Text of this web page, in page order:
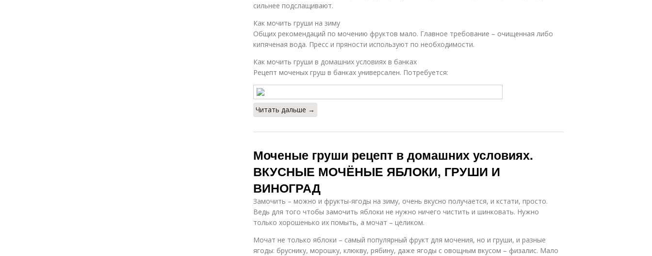
сильнее подслащивают.
Как мочить груши на зиму
Общих рекомендаций по мочению фруктов мало. Главное требование – очищенная либо
кипяченая вода. Пресс и пряности используют по необходимости.
Как мочить груши в домашних условиях в банках
Рецепт моченых груш в банках универсален. Потребуется:
Читать дальше →
Моченые груши рецепт в домашних условиях.
ВКУСНЫЕ МОЧЁНЫЕ ЯБЛОКИ, ГРУШИ И
ВИНОГРАД
Замочить – можно и фрукты-ягоды на зиму, очень вкусно получается, и кстати, просто.
Ведь для того чтобы замочить яблоки не нужно ничего чистить и шинковать. Нужно
только хорошенько их помыть, а мочат – целиком.
Мочат не только яблоки – самый популярный фрукт для мочения, но и груши, и разные
ягоды: бруснику, морошку, клюкву, рябину, даже ягоды с овощным вкусом – физалис. Мало